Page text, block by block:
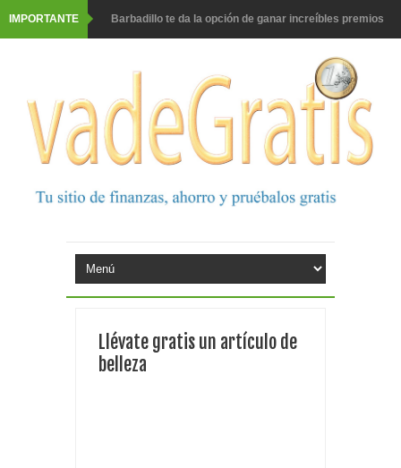
IMPORTANTE Barbadillo te da la opción de ganar increíbles premios
Prueba gratis Maison Perrier France
Gana premios Pokémon con Kellogg's
Corona te regala un velero inolvidable en velero y más
premios
productos
Fuze Tea regala 100 premios al día
Llévate gratis un artículo de
belleza